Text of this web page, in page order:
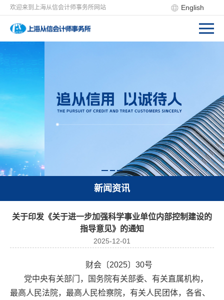
欢迎来到上海从信会计师事务所网站 English
新闻资讯
关于印发《关于进一步加强科学事业单位内部控制建设的
指导意见》的通知
2025-12-01
财会〔2025〕30号
党中央有关部门，国务院有关部委、有关直属机构，
最高人民法院，最高人民检察院，有关人民团体，各省、